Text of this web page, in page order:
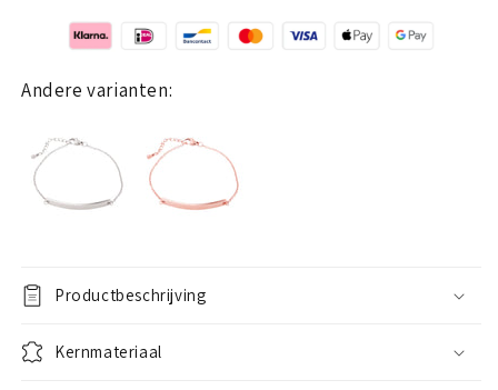
Andere varianten:
Productbeschrijving
Kernmateriaal